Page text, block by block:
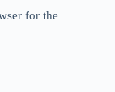
for the